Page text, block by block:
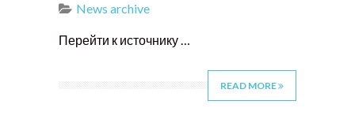
News archive
Перейти к источнику …
READ MORE